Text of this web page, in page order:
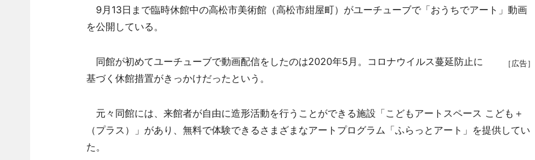
9月13日まで臨時休館中の高松市美術館（高松市紺屋町）がユーチューブで「おうちでアート」動画
を公開している。
［広告］
同館が初めてユーチューブで動画配信をしたのは2020年5月。コロナウイルス蔓延防止に
基づく休館措置がきっかけだったという。
元々同館には、来館者が自由に造形活動を行うことができる施設「こどもアートスペース こども＋
（プラス）」があり、無料で体験できるさまざまなアートプログラム「ふらっとアート」を提供してい
た。